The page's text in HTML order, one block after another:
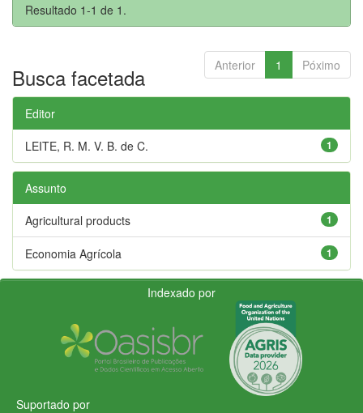
Resultado 1-1 de 1.
Anterior 1 Póximo
Busca facetada
Editor
1
LEITE, R. M. V. B. de C.
Assunto
1
Agricultural products
1
Economia Agrícola
Indexado por
Suportado por